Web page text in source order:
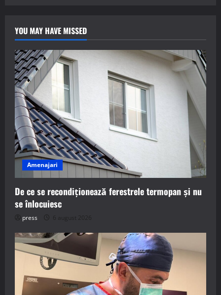
YOU MAY HAVE MISSED
Amenajari
De ce se recondiționează ferestrele termopan și nu
se înlocuiesc
press 6 august 2026